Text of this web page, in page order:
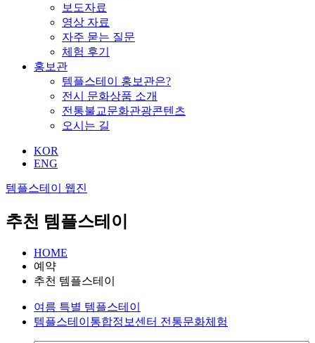
보도자료
영상 자료
자주 묻는 질문
체험 후기
홍보관
템플스테이 홍보관은?
전시 문화상품 소개
전통불교문화관광콘텐츠
오시는 길
KOR
ENG
템플스테이 웹진
추천 템플스테이
HOME
예약
추천 템플스테이
여름 특별 템플스테이
템플스테이통합정보센터 전통문화체험